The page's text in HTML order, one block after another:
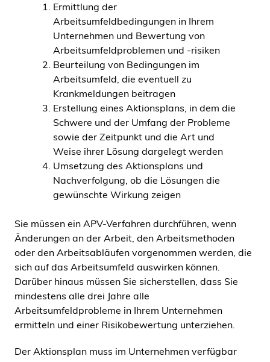
Ermittlung der
Arbeitsumfeldbedingungen in Ihrem
Unternehmen und Bewertung von
Arbeitsumfeldproblemen und -risiken
Beurteilung von Bedingungen im
Arbeitsumfeld, die eventuell zu
Krankmeldungen beitragen
Erstellung eines Aktionsplans, in dem die
Schwere und der Umfang der Probleme
sowie der Zeitpunkt und die Art und
Weise ihrer Lösung dargelegt werden
Umsetzung des Aktionsplans und
Nachverfolgung, ob die Lösungen die
gewünschte Wirkung zeigen
Sie müssen ein APV-Verfahren durchführen, wenn
Änderungen an der Arbeit, den Arbeitsmethoden
oder den Arbeitsabläufen vorgenommen werden, die
sich auf das Arbeitsumfeld auswirken können.
Darüber hinaus müssen Sie sicherstellen, dass Sie
mindestens alle drei Jahre alle
Arbeitsumfeldprobleme in Ihrem Unternehmen
ermitteln und einer Risikobewertung unterziehen.
Der Aktionsplan muss im Unternehmen verfügbar